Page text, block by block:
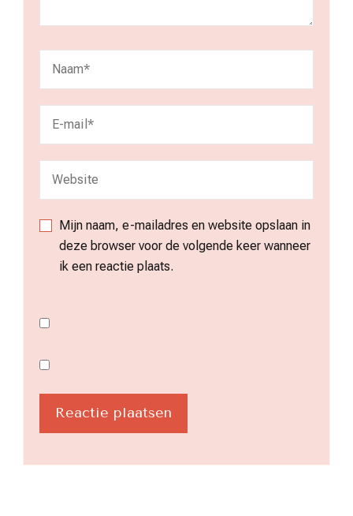
Mijn naam, e-mailadres en website opslaan in
deze browser voor de volgende keer wanneer
ik een reactie plaats.